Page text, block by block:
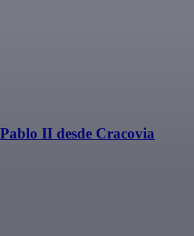
II desde Cracovia